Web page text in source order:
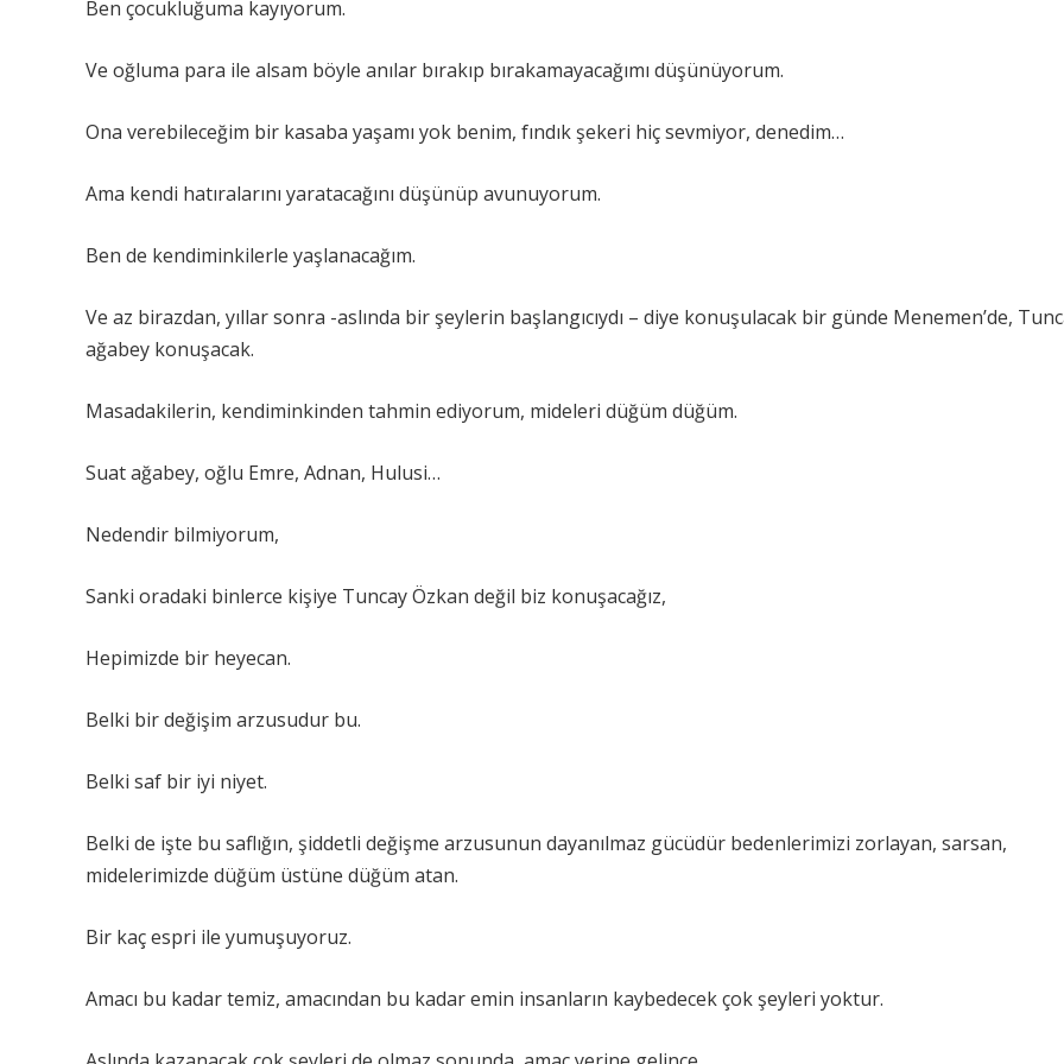
Ben çocukluğuma kayıyorum.
Ve oğluma para ile alsam böyle anılar bırakıp bırakamayacağımı düşünüyorum.
Ona verebileceğim bir kasaba yaşamı yok benim, fındık şekeri hiç sevmiyor, denedim…
Ama kendi hatıralarını yaratacağını düşünüp avunuyorum.
Ben de kendiminkilerle yaşlanacağım.
Ve az birazdan, yıllar sonra -aslında bir şeylerin başlangıcıydı – diye konuşulacak bir günde Menemen’de,
ağabey konuşacak.
Masadakilerin, kendiminkinden tahmin ediyorum, mideleri düğüm düğüm.
Suat ağabey, oğlu Emre, Adnan, Hulusi…
Nedendir bilmiyorum,
Sanki oradaki binlerce kişiye Tuncay Özkan değil biz konuşacağız,
Hepimizde bir heyecan.
Belki bir değişim arzusudur bu.
Belki saf bir iyi niyet.
Belki de işte bu saflığın, şiddetli değişme arzusunun dayanılmaz gücüdür bedenlerimizi zorlayan, sarsan,
midelerimizde düğüm üstüne düğüm atan.
Bir kaç espri ile yumuşuyoruz.
Amacı bu kadar temiz, amacından bu kadar emin insanların kaybedecek çok şeyleri yoktur.